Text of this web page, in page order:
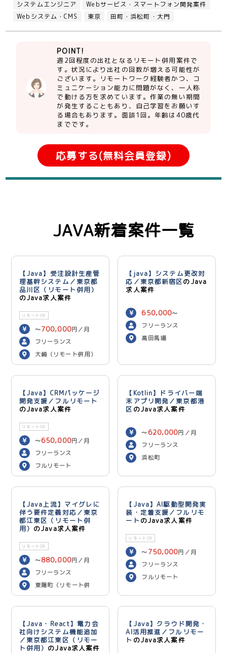
システムエンジニア
Webサービス・スマートフォン開発案件
Webシステム・CMS
東京 田町・浜松町・大門
POINT!
週2回程度の出社となるリモート併用案件で
す。状況により出社の回数が増える可能性が
ございます。リモートワーク経験者かつ、コ
ミュニケーション能力に問題がなく、一人称
で動ける方を求めています。作業の無い期間
が発生することもあり、自己学習をお願いす
る場合もあります。面談1回。年齢は40歳代
までです。
応募する(無料会員登録)
JAVA新着案件一覧
【Java】受注設計生産管
理基幹システム／東京都
品川区（リモート併用）
のJava求人案件
リモートOK
〜700,000円／月
フリーランス
大崎（リモート併用）
【java】システム更改対
応／東京都新宿区のJava
求人案件
650,000〜
750,000 円／月
フリーランス
高田馬場
【Java】CRMパッケージ
開発支援／フルリモート
のJava求人案件
リモートOK
〜650,000円／月
フリーランス
フルリモート
【Kotlin】ドライバー端
末アプリ開発／東京都港
区 のJava求人案件
〜 620,000円／月
フリーランス
浜松町
【Java上流】マイグレに
伴う要件定義対応／東京
都江東区（リモート併
用） のJava求人案件
リモートOK
〜880,000円／月
フリーランス
東陽町（リモート併
用）
【Java】AI駆動型開発実
装・定着支援／フルリモ
ートのJava求人案件
リモートOK
〜 750,000円／月
フリーランス
フルリモート
【Java・React】電力会
社向けシステム機能追加
／東京都江東区（リモー
ト併用） のJava求人案件
【Java】クラウド開発・
AI活用推進／フルリモー
ト のJava求人案件